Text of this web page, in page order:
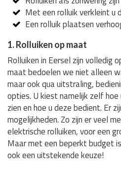
Met een rolluik verkleint u
Een rolluik plaatsen
1. Rolluiken op maat
Rolluiken in Eersel zijn volledig
maat bedoelen we niet alleen
maar ook qua uitstraling,
opties. U kiest namelijk zelf
zien en hoe u deze bedient. Er
mogelijkheden. Zo zijn er veel
elektrische rolluiken, voor een
Maar met een beperkt budget
ook een uitstekende keuze!